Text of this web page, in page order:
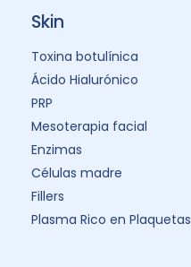
Skin
Toxina botulínica
Ácido Hialurónico
PRP
Mesoterapia facial
Enzimas
Células madre
Fillers
Plasma Rico en Plaquetas